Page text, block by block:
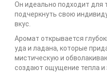
Он идеально подходит для
подчеркнуть свою
вкус.
Аромат открывается
уда и ладана, которые
мистическую и
создают ощущение тепла и